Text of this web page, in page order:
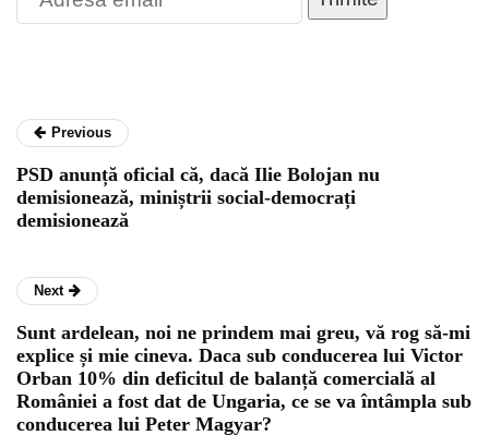
Previous
PSD anunță oficial că, dacă Ilie Bolojan nu
demisionează, miniștrii social-democrați
demisionează
Next
Sunt ardelean, noi ne prindem mai greu, vă rog să-mi
explice și mie cineva. Daca sub conducerea lui Victor
Orban 10% din deficitul de balanță comercială al
României a fost dat de Ungaria, ce se va întâmpla sub
conducerea lui Peter Magyar?